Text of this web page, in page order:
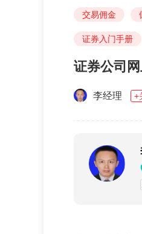
交易佣金
证券入门手册
证券公司
李经理 +